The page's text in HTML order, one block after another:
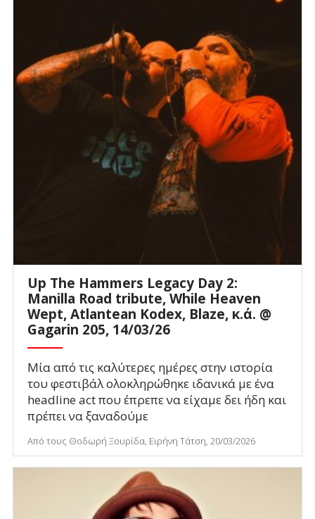
Up The Hammers Legacy Day 2:
Manilla Road tribute, While Heaven
Wept, Atlantean Kodex, Blaze, κ.ά. @
Gagarin 205, 14/03/26
Μία από τις καλύτερες ημέρες στην ιστορία
του φεστιβάλ ολοκληρώθηκε ιδανικά με ένα
headline act που έπρεπε να είχαμε δει ήδη και
πρέπει να ξαναδούμε
Από τους Θοδωρή Ξουρίδα, Ειρήνη Τάτση, 20/03/2026